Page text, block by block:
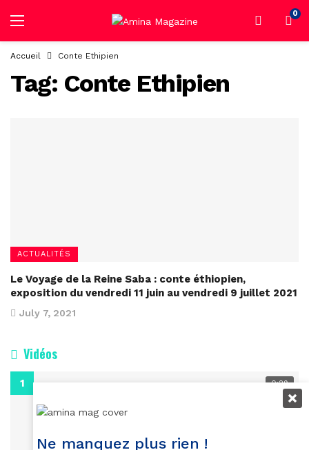
0
Accueil Conte Ethipien
Tag: Conte Ethipien
ACTUALITÉS
Le Voyage de la Reine Saba : conte éthiopien,
exposition du vendredi 11 juin au vendredi 9 juillet 2021
July 7, 2021
Vidéos
0:29
Ne manquez plus rien !